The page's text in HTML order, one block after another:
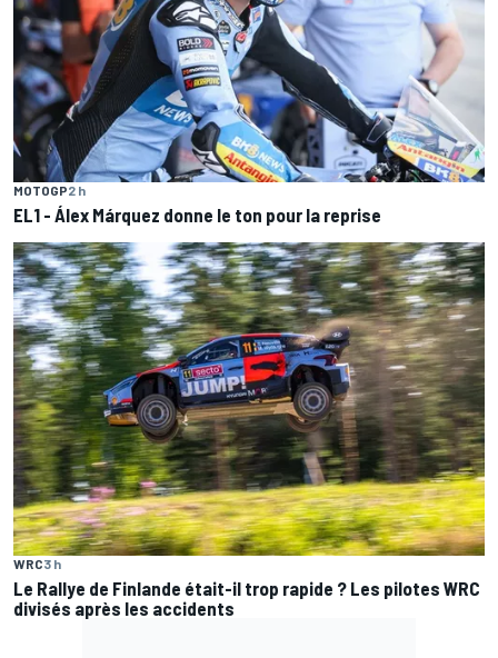
MOTOGP2 h
EL1 - Álex Márquez donne le ton pour la reprise
WRC3 h
Le Rallye de Finlande était-il trop rapide ? Les pilotes WRC
divisés après les accidents